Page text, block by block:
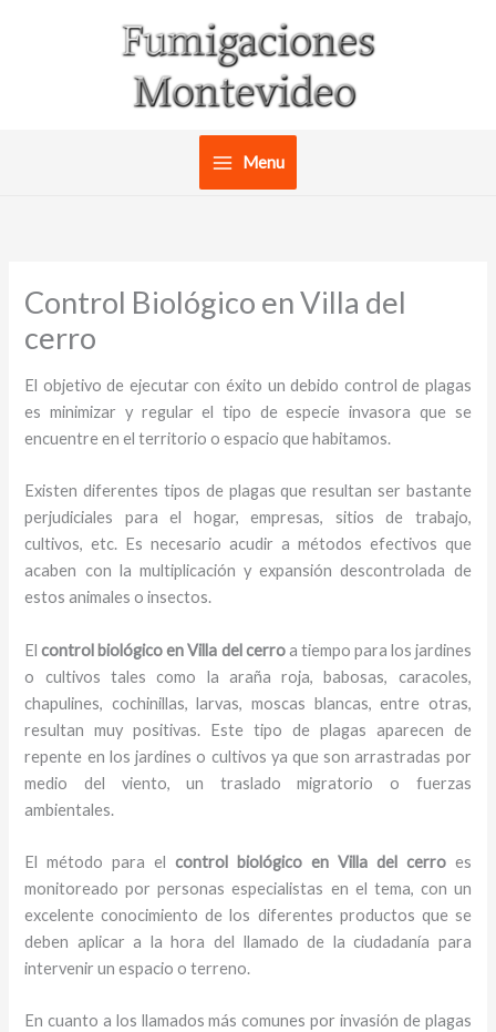
Menu
Control Biológico en Villa del
cerro
El objetivo de ejecutar con éxito un debido control de plagas
es minimizar y regular el tipo de especie invasora que se
encuentre en el territorio o espacio que habitamos.
Existen diferentes tipos de plagas que resultan ser bastante
perjudiciales para el hogar, empresas, sitios de trabajo,
cultivos, etc. Es necesario acudir a métodos efectivos que
acaben con la multiplicación y expansión descontrolada de
estos animales o insectos.
Elcontrol biológico en Villa del cerroa tiempo para los jardines
o cultivos tales como la araña roja, babosas, caracoles,
chapulines, cochinillas, larvas, moscas blancas, entre otras,
resultan muy positivas. Este tipo de plagas aparecen de
repente en los jardines o cultivos ya que son arrastradas por
medio del viento, un traslado migratorio o fuerzas
ambientales.
El método para elcontrol biológico en Villa del cerroes
monitoreado por personas especialistas en el tema, con un
excelente conocimiento de los diferentes productos que se
deben aplicar a la hora del llamado de la ciudadanía para
intervenir un espacio o terreno.
En cuanto a los llamados más comunes por invasión de plagas